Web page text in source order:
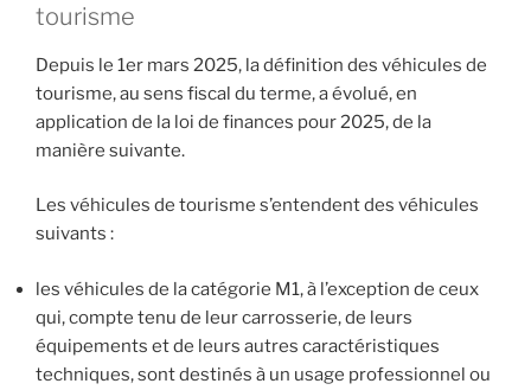
tourisme
Depuis le 1er mars 2025, la définition des véhicules de
tourisme, au sens fiscal du terme, a évolué, en
application de la loi de finances pour 2025, de la
manière suivante.
Les véhicules de tourisme s’entendent des véhicules
suivants :
les véhicules de la catégorie M1, à l’exception de ceux
qui, compte tenu de leur carrosserie, de leurs
équipements et de leurs autres caractéristiques
techniques, sont destinés à un usage professionnel ou